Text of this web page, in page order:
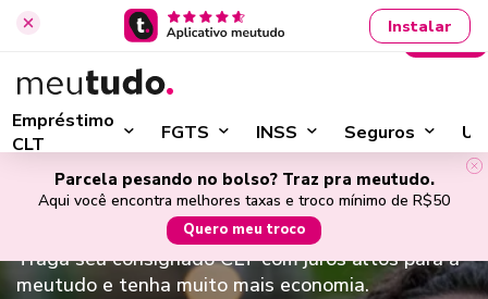
Instalar
Empréstimo
CLT
FGTS INSS Seguros
Entrar
Parcela pesando no bolso? Traz pra meutudo.
Aqui você encontra melhores taxas e troco mínimo de R$50
Quero meu troco
Portabilidade de Empréstimo
Consignado CLT com Troco
Traga seu consignado CLT com juros altos para a
meutudo e tenha muito mais economia.